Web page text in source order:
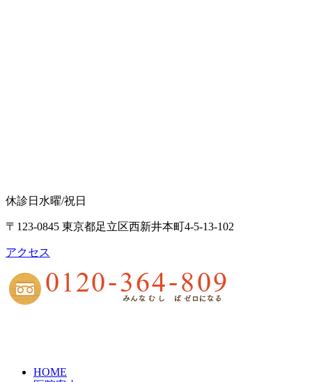
休診日 水曜/祝日
〒123-0845 東京都足立区西新井本町4-5-13-102
アクセス
HOME